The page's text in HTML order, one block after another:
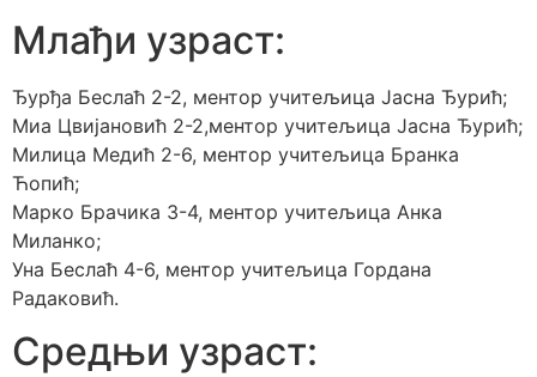
Млађи узраст:
Ђурђа Беслаћ 2-2, ментор учитељица Јасна Ђурић;
Миа Цвијановић 2-2,ментор учитељица Јасна Ђурић;
Милица Медић 2-6, ментор учитељица Бранка
Ћопић;
Марко Брачика 3-4, ментор учитељица Анка
Миланко;
Уна Беслаћ 4-6, ментор учитељица Гордана
Радаковић.
Средњи узраст: